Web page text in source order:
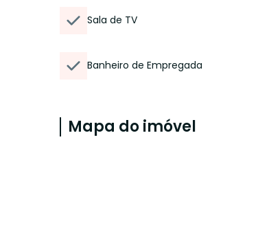
Sala de TV
Banheiro de Empregada
Mapa do imóvel